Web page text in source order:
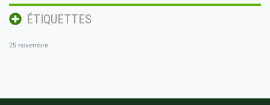
ÉTIQUETTES
25 novembre